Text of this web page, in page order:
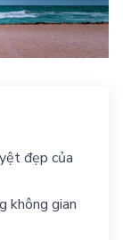
đẹp của
không gian